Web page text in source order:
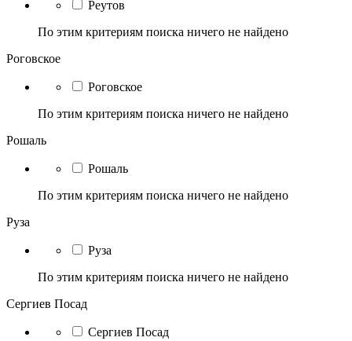
Реутов
По этим критериям поиска ничего не найдено
Роговское
Роговское
По этим критериям поиска ничего не найдено
Рошаль
Рошаль
По этим критериям поиска ничего не найдено
Руза
Руза
По этим критериям поиска ничего не найдено
Сергиев Посад
Сергиев Посад